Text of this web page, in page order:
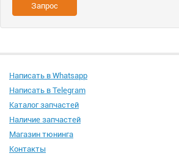
Запрос
Написать в Whatsapp
Написать в Telegram
Каталог запчастей
Наличие запчастей
Магазин тюнинга
Контакты